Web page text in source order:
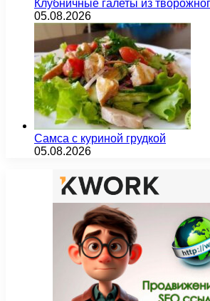
Клубничные галеты из
05.08.2026
Самса с куриной грудкой
05.08.2026